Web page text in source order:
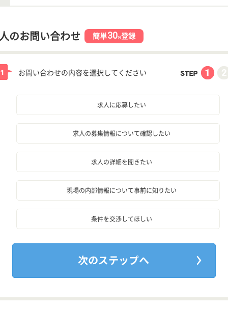
のお問い合わせ 簡単30秒登録
お問い合わせの内容を選択してください
求人に応募したい
求人の募集情報について確認したい
求人の詳細を聞きたい
現場の内部情報について事前に知りたい
条件を交渉してほしい